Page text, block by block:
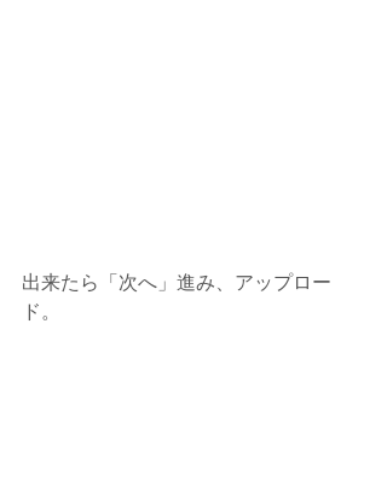
出来たら「次へ」進み、アップロー
ド。